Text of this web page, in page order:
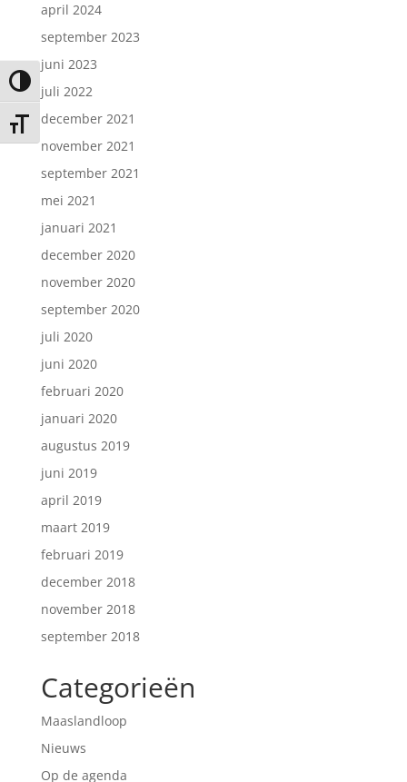
Keuze voor hoog contrast
Kies grootte van het lettertype
april 2024
september 2023
juni 2023
juli 2022
december 2021
november 2021
september 2021
mei 2021
januari 2021
december 2020
november 2020
september 2020
juli 2020
juni 2020
februari 2020
januari 2020
augustus 2019
juni 2019
april 2019
maart 2019
februari 2019
december 2018
november 2018
september 2018
Categorieën
Maaslandloop
Nieuws
Op de agenda